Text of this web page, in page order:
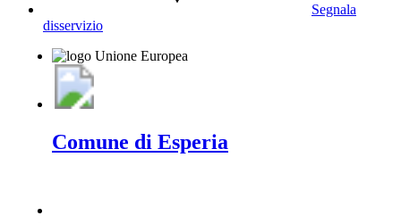
Segnala
disservizio
Comune di Esperia